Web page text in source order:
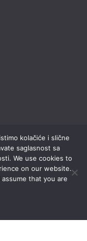
kolačiće i slične
saglasnost sa
We use cookies to
on our website.
that you are